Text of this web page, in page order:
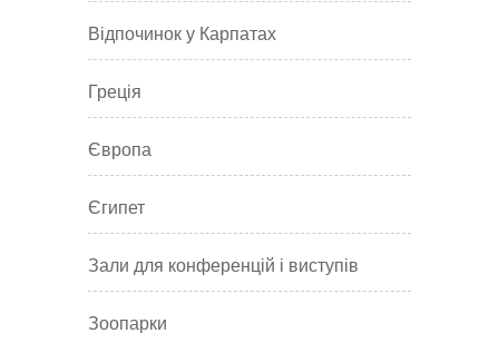
Відпочинок у Карпатах
Греція
Європа
Єгипет
Зали для конференцій і виступів
Зоопарки